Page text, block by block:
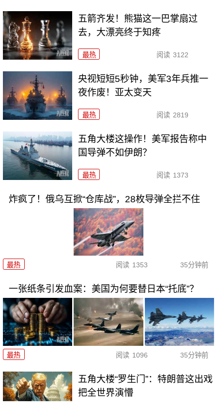
五箭齐发！熊猫这一巴掌扇过
去，大漂亮终于知疼
最热 阅读 3122
央视短短5秒钟，美军3年兵推一
夜作废！亚太变天
最热 阅读 2819
五角大楼这操作！美军报告称中
国导弹不如伊朗？
最热 阅读 1373
炸疯了！俄乌互掀“仓库战”，28枚导弹全拦不住
最热 阅读 1353 35分钟前
一张纸条引发血案：美国为何要替日本“托底”？
最热 阅读 1096 35分钟前
五角大楼“罗生门”：特朗普这出戏
把全世界演懵